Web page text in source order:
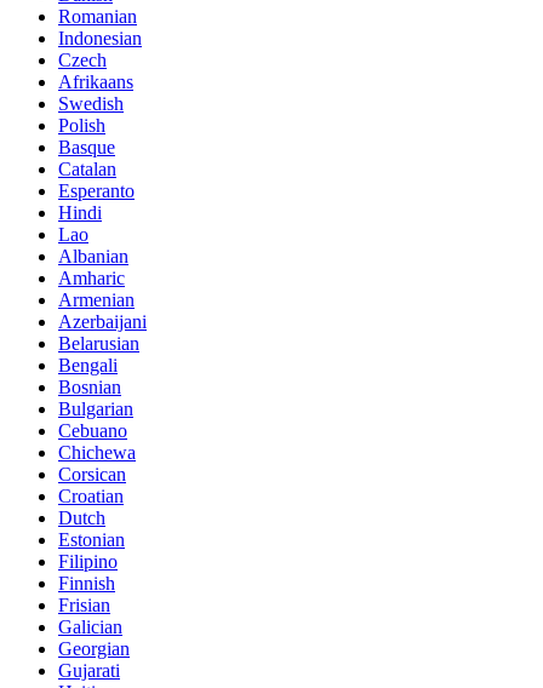
Romanian
Indonesian
Czech
Afrikaans
Swedish
Polish
Basque
Catalan
Esperanto
Hindi
Lao
Albanian
Amharic
Armenian
Azerbaijani
Belarusian
Bengali
Bosnian
Bulgarian
Cebuano
Chichewa
Corsican
Croatian
Dutch
Estonian
Filipino
Finnish
Frisian
Galician
Georgian
Gujarati